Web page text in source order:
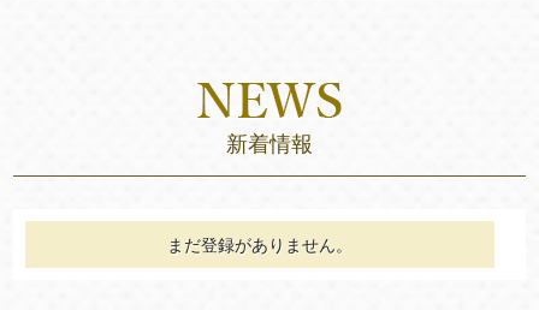
新着情報
まだ登録がありません。